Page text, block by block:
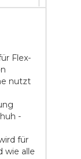
Flex-
nutzt
-
für
wie alle